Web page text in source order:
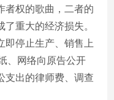
者权的歌曲，二者的
重大的经济损失。
即停止生产、销售上
、网络向原告公开
支出的律师费、调查